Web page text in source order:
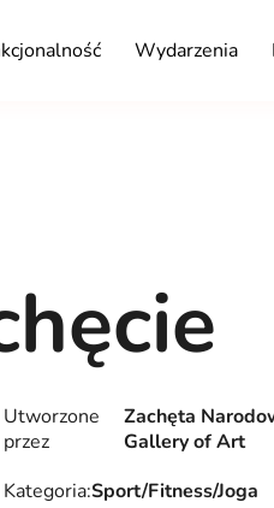
Wydarzenia
Utworzone
przez
Zachęta
Gallery of Art
Kategoria:Sport/Fitness/Joga